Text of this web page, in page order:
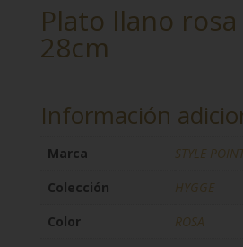
Plato llano rosa
28cm
Información
Marca
STYLE
Colección
HYGGE
Color
ROSA